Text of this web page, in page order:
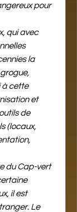
pour
qui avec
la
à cette
et
de
(locaux,
du Cap-vert
il est
Le